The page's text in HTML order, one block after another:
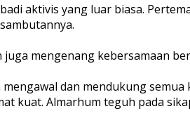
aktivis yang luar biasa.
mengenang kebersamaan
dan mendukung
kuat. Almarhum teguh pada